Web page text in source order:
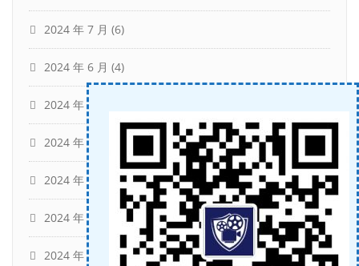
2024 年 7 月 (6)
2024 年 6 月 (4)
2024 年 5 月
2024 年 4 月
2024 年 3 月 (15)
2024 年 2 月
2024 年 1 月 (12)